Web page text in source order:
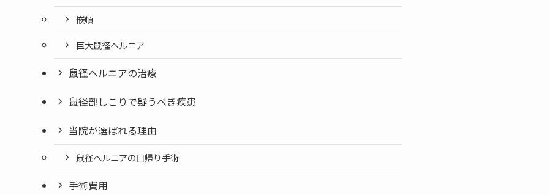
嵌頓
巨大鼠径ヘルニア
鼠径ヘルニアの治療
鼠径部しこりで疑うべき疾患
当院が選ばれる理由
鼠径ヘルニアの日帰り手術
手術費用